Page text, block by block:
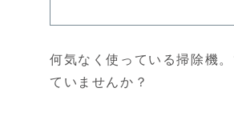
何気なく使っている掃除機
ていませんか？